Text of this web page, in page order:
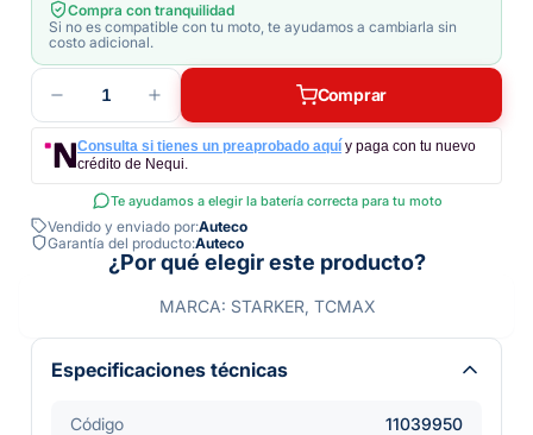
Compra con tranquilidad
Si no es compatible con tu moto, te ayudamos a cambiarla sin
costo adicional.
1 Comprar
Consulta si tienes un preaprobado aquí y paga con tu nuevo
crédito de Nequi.
Te ayudamos a elegir la batería correcta para tu moto
Vendido y enviado por:Auteco
Garantía del producto:Auteco
¿Por qué elegir este producto?
MARCA: STARKER, TCMAX
Especificaciones técnicas
Código 11039950